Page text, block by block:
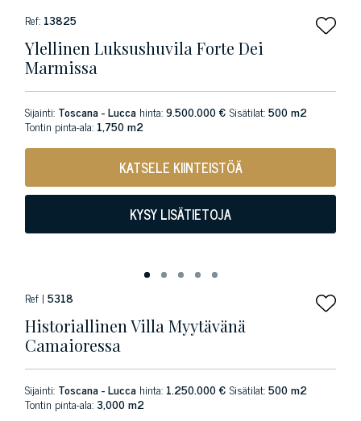
Ref: 13825
Ylellinen Luksushuvila Forte Dei
Marmissa
Sijainti: Toscana - Lucca hinta:9.500.000 € Sisätilat:500 m2
Tontin pinta-ala: 1,750 m2
KATSELE KIINTEISTÖÄ
KYSY LISÄTIETOJA
Ref | 5318
Historiallinen Villa Myytävänä
Camaioressa
Sijainti: Toscana - Lucca hinta: 1.250.000 € Sisätilat:500 m2
Tontin pinta-ala:3,000 m2